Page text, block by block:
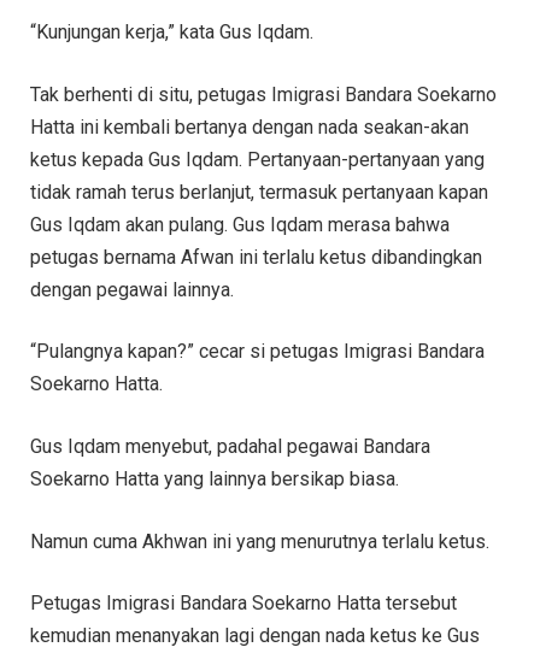
“Kunjungan kerja,” kata Gus Iqdam.
Tak berhenti di situ, petugas Imigrasi Bandara Soekarno
Hatta ini kembali bertanya dengan nada seakan-akan
ketus kepada Gus Iqdam. Pertanyaan-pertanyaan yang
tidak ramah terus berlanjut, termasuk pertanyaan kapan
Gus Iqdam akan pulang. Gus Iqdam merasa bahwa
petugas bernama Afwan ini terlalu ketus dibandingkan
dengan pegawai lainnya.
“Pulangnya kapan?” cecar si petugas Imigrasi Bandara
Soekarno Hatta.
Gus Iqdam menyebut, padahal pegawai Bandara
Soekarno Hatta yang lainnya bersikap biasa.
Namun cuma Akhwan ini yang menurutnya terlalu ketus.
Petugas Imigrasi Bandara Soekarno Hatta tersebut
kemudian menanyakan lagi dengan nada ketus ke Gus